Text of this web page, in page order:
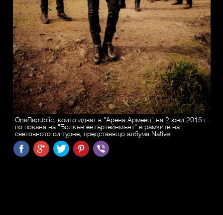
OneRepublic, които идват в "Арена Армеец" на 2 юни 2015 г.
по покана на "Болкън ентъртейнмънт" в рамките на
световното си турне, представящо албума Native.